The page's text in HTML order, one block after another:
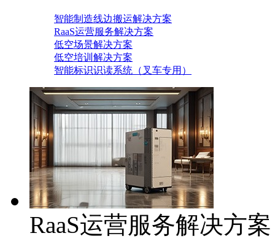
智能制造线边搬运解决方案
RaaS运营服务解决方案
低空场景解决方案
低空培训解决方案
智能标识识读系统（叉车专用）
RaaS运营服务解决方案